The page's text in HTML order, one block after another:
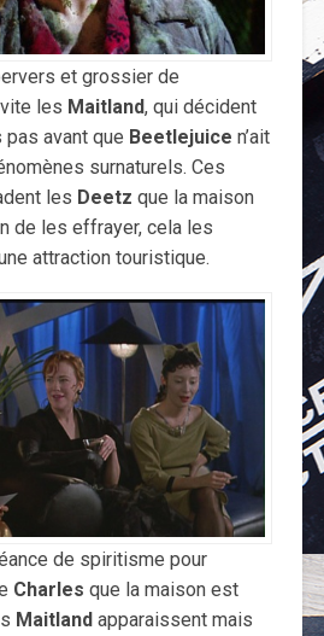
et grossier de
les Maitland, qui décident
avant que Beetlejuice n’ait
surnaturels. Ces
les Deetz que la maison
de les effrayer, cela les
attraction touristique.
de spiritisme pour
Charles que la maison est
Maitlandapparaissent mais